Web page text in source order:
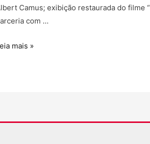
Camus; exibição restaurada do filme
com …
mais »